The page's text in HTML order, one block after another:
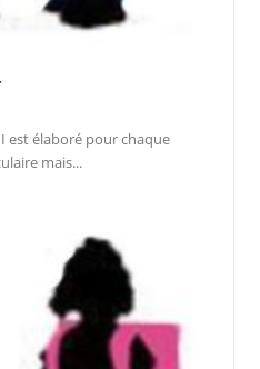
est élaboré pour chaque
mais...